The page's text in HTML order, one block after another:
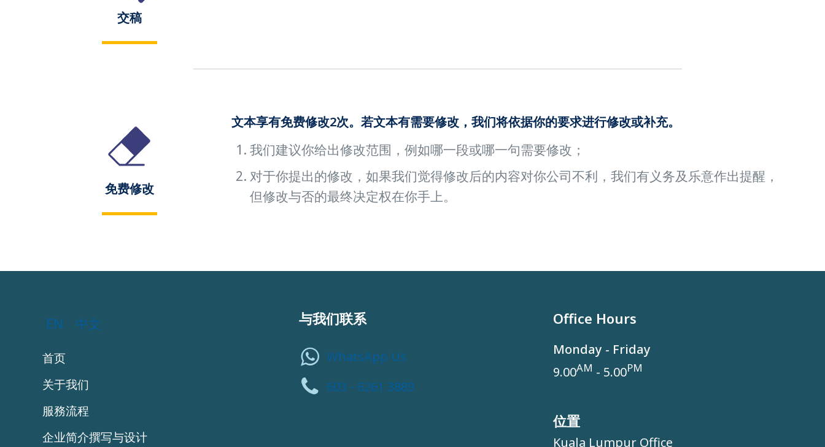
交稿
免费修改
文本享有免费修改2次。若文本有需要修改，我们将依据你的要求进行修改或补充。
我们建议你给出修改范围，例如哪一段或哪一句需要修改；
对于你提出的修改，如果我们觉得修改后的内容对你公司不利，我们有义务及乐意作出提醒，
但修改与否的最终决定权在你手上。
EN 中文
首页
关于我们
服務流程
企业简介撰写与设计
与我们联系
WhatsApp Us
603 - 6261 3889
Office Hours
Monday - Friday
9.00AM - 5.00PM
位置
Kuala Lumpur Office